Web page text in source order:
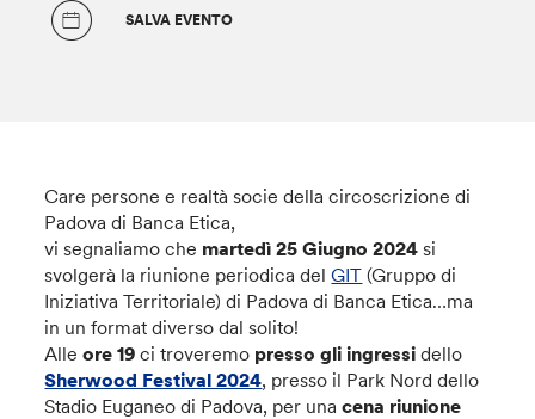
SALVA EVENTO
Care persone e realtà socie della circoscrizione di
Padova di Banca Etica,
vi segnaliamo che martedì 25 Giugno 2024 si
svolgerà la riunione periodica delGIT (Gruppo di
Iniziativa Territoriale) di Padova di Banca Etica…ma
in un format diverso dal solito!
Alleore 19 ci troveremo presso gli ingressi dello
Sherwood Festival 2024, presso il Park Nord dello
Stadio Euganeo di Padova, per unacena riunione